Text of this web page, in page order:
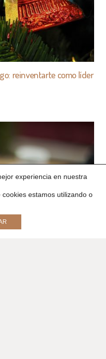
reinventarte como líder
experiencia en nuestra
estamos utilizando o